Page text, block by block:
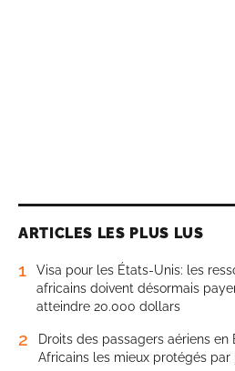
ARTICLES LES PLUS LUS
1
Visa pour les États-Unis: les
africains doivent désormais
atteindre 20.000 dollars
2
Droits des passagers aériens en
Africains les mieux protégés par